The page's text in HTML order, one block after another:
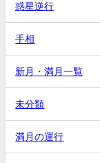
惑星逆行
手相
新月・満月一覧
未分類
満月の運行